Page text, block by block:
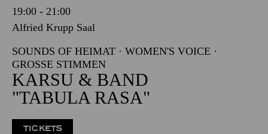
19:00 - 21:00
Alfried Krupp Saal
SOUNDS OF HEIMAT · WOMEN'S VOICE ·
GROSSE STIMMEN
KARSU & BAND
"TABULA RASA"
TICKETS